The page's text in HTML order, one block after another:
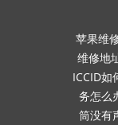
苹果维
维修地
ICCID如
务怎么
筒没有